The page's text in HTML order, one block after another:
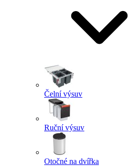
Čelní výsuv
Ruční výsuv
Otočné na dvířka